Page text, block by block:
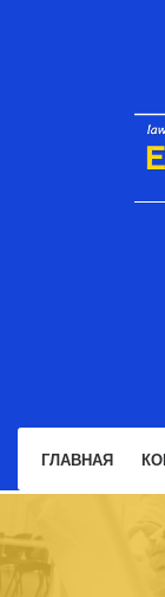
ГЛАВНАЯ